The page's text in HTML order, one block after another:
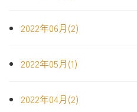
2022年06月(2)
2022年05月(1)
2022年04月(2)